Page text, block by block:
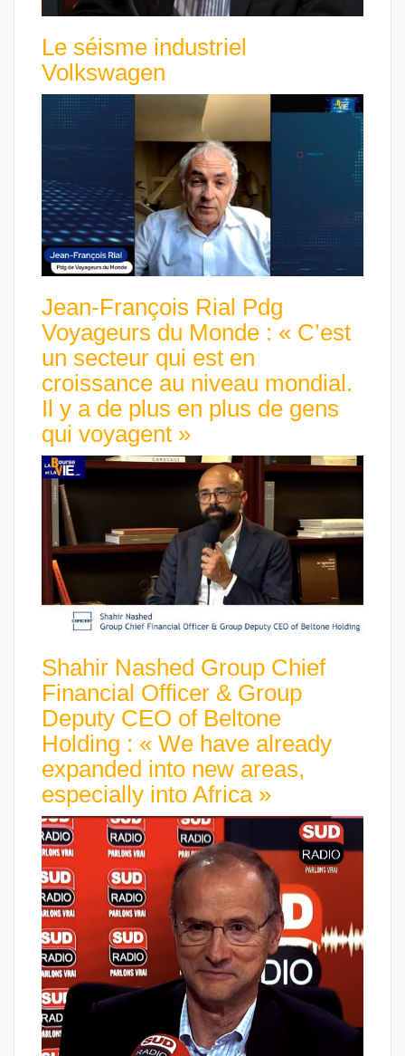
Le séisme industriel
Volkswagen
Jean-François Rial Pdg
Voyageurs du Monde : « C’est
un secteur qui est en
croissance au niveau mondial.
Il y a de plus en plus de gens
qui voyagent »
Shahir Nashed Group Chief
Financial Officer & Group
Deputy CEO of Beltone
Holding : « We have already
expanded into new areas,
especially into Africa »